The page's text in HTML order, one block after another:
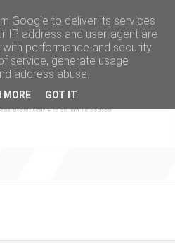
Google to deliver its services
IP address and user-agent are
performance and security
service, generate usage
address abuse.
MORE GOT IT